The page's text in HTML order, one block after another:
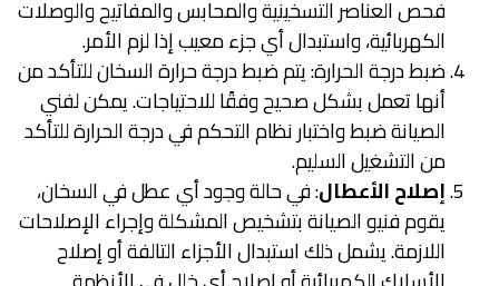
فحص العناصر التسخينية والمحابس والمفاتيح والوصلات
الكهربائية، واستبدال أي جزء معيب إذا لزم الأمر.
ضبط درجة الحرارة: يتم ضبط درجة حرارة السخان للتأكد من
أنها تعمل بشكل صحيح وفقًا للاحتياجات. يمكن لفني
الصيانة ضبط واختبار نظام التحكم في درجة الحرارة للتأكد
من التشغيل السليم.
إصلاح الأعطال: في حالة وجود أي عطل في السخان،
يقوم فنيو الصيانة بتشخيص المشكلة وإجراء الإصلاحات
اللازمة. يشمل ذلك استبدال الأجزاء التالفة أو إصلاح